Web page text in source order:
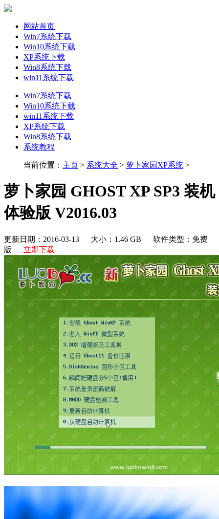
网站首页
Win7系统下载
Win10系统下载
XP系统下载
Win8系统下载
win11系统下载
Win7系统下载
Win10系统下载
win11系统下载
XP系统下载
Win8系统下载
系统教程
当前位置： 主页 > 系统大全 > 萝卜家园XP系统 >
萝卜家园 GHOST XP SP3 装机
体验版 V2016.03
更新日期：2016-03-13 大小：1.46 GB
软件类型：免费
版
立即下载